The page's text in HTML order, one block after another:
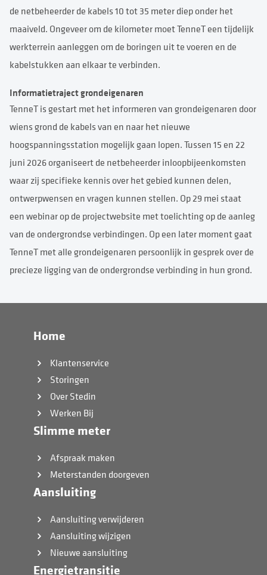
de netbeheerder de kabels 10 tot 35 meter diep onder het
maaiveld. Ongeveer om de kilometer moet TenneT een tijdelijk
werkterrein aanleggen om de boringen uit te voeren en de
kabelstukken aan elkaar te verbinden.
Informatietraject grondeigenaren
TenneT is gestart met het informeren van grondeigenaren door
wiens grond de kabels van en naar het nieuwe
hoogspanningsstation mogelijk gaan lopen. Tussen 15 en 22
juni 2026 organiseert de netbeheerder inloopbijeenkomsten
waar zij specifieke kennis over het gebied kunnen delen,
ontwerpwensen en vragen kunnen stellen. Op 29 mei staat
een webinar op de projectwebsite met toelichting op de aanleg
van de ondergrondse verbindingen. Op een later moment gaat
TenneT met alle grondeigenaren persoonlijk in gesprek over de
precieze ligging van de ondergrondse verbinding in hun grond.
Home
Klantenservice
Storingen
Over Stedin
Werken Bij
Slimme meter
Afspraak maken
Meterstanden doorgeven
Aansluiting
Aansluiting verwijderen
Aansluiting wijzigen
Nieuwe aansluiting
Energietransitie